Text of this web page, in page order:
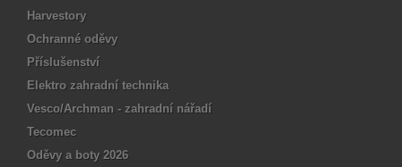
Harvestory
Ochranné oděvy
Příslušenství
Elektro zahradní technika
Vesco/Archman - zahradní nářadí
Tecomec
Oděvy a boty 2026